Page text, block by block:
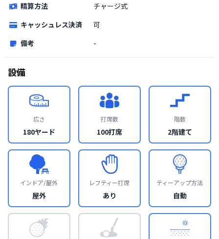
精算方法
チャージ式
キャッシュレス決済
可
備考
-
設備
広さ
180ヤード
打席数
100打席
階数
2階建て
インドア/屋外
屋外
レフティー打席
あり
ティーアップ方法
自動